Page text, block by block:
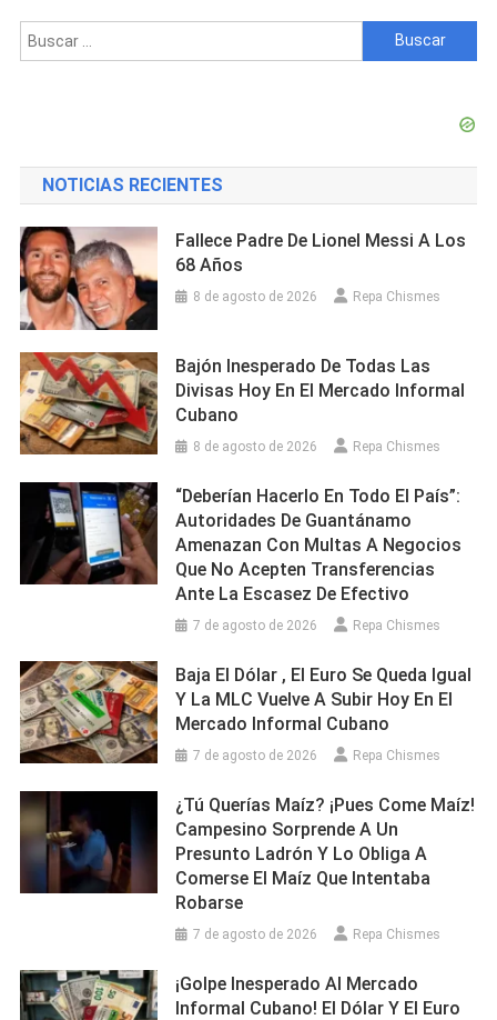
Buscar:
NOTICIAS RECIENTES
Fallece Padre De Lionel Messi A Los
68 Años
8 de agosto de 2026 Repa Chismes
Bajón Inesperado De Todas Las
Divisas Hoy En El Mercado Informal
Cubano
8 de agosto de 2026 Repa Chismes
“Deberían Hacerlo En Todo El País”:
Autoridades De Guantánamo
Amenazan Con Multas A Negocios
Que No Acepten Transferencias
Ante La Escasez De Efectivo
7 de agosto de 2026 Repa Chismes
Baja El Dólar , El Euro Se Queda Igual
Y La MLC Vuelve A Subir Hoy En El
Mercado Informal Cubano
7 de agosto de 2026 Repa Chismes
¿Tú Querías Maíz? ¡Pues Come Maíz!
Campesino Sorprende A Un
Presunto Ladrón Y Lo Obliga A
Comerse El Maíz Que Intentaba
Robarse
7 de agosto de 2026 Repa Chismes
¡Golpe Inesperado Al Mercado
Informal Cubano! El Dólar Y El Euro